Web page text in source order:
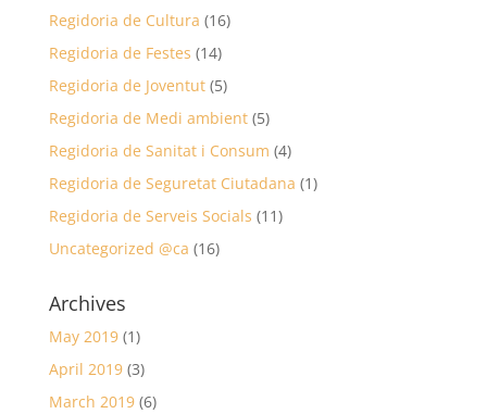
Regidoria de Cultura (16)
Regidoria de Festes (14)
Regidoria de Joventut(5)
Regidoria de Medi ambient(5)
Regidoria de Sanitat i Consum (4)
Regidoria de Seguretat Ciutadana (1)
Regidoria de Serveis Socials (11)
Uncategorized @ca (16)
Archives
May 2019(1)
April 2019(3)
March 2019(6)